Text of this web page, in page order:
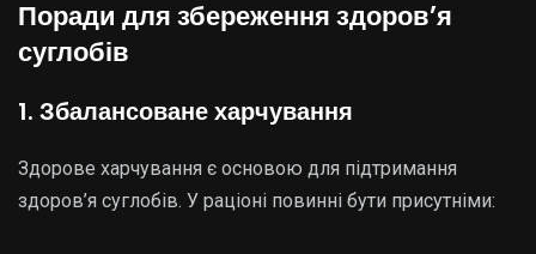
Поради для збереження здоров’я
суглобів
1. Збалансоване харчування
Здорове харчування є основою для підтримання
здоров’я суглобів. У раціоні повинні бути присутніми: